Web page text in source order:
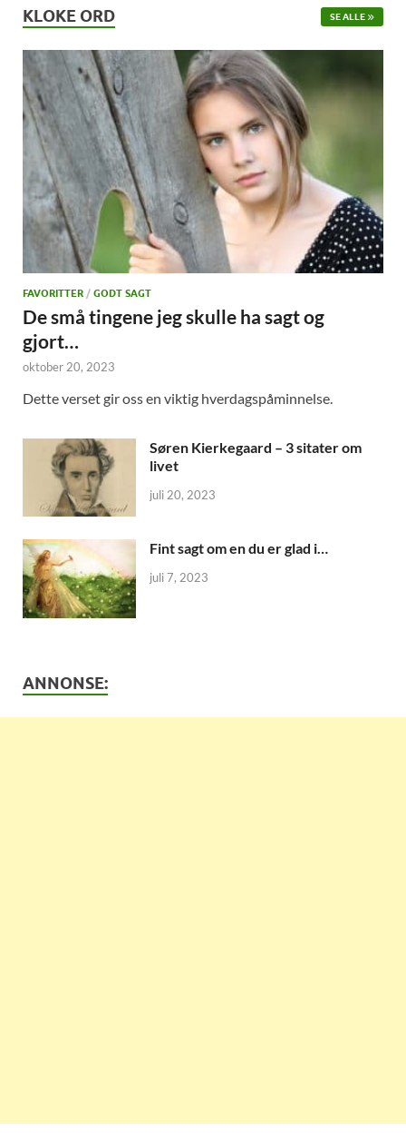
KLOKE ORD SE ALLE
FAVORITTER / GODT SAGT
De små tingene jeg skulle ha sagt og
gjort…
oktober 20, 2023
Dette verset gir oss en viktig hverdagspåminnelse.
Søren Kierkegaard – 3 sitater om
livet
juli 20, 2023
Fint sagt om en du er glad i…
juli 7, 2023
ANNONSE: